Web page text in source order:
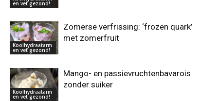
en vet gezond!
Koolhydraatarm
en vet gezond!
Zomerse verfrissing: ‘frozen quark’
met zomerfruit
Koolhydraatarm
en vet gezond!
Mango- en passievruchtenbavarois
zonder suiker